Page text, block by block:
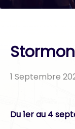
1 Septembre
Du 1er au 4